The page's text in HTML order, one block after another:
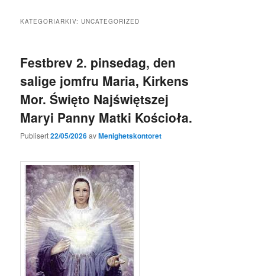
KATEGORIARKIV:UNCATEGORIZED
Festbrev 2. pinsedag, den
salige jomfru Maria, Kirkens
Mor. Święto Najświętszej
Maryi Panny Matki Kościoła.
Publisert22/05/2026avMenighetskontoret